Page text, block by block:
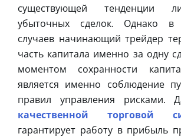
существующей тенденции
убыточных сделок. Однако в
случаев начинающий трейдер
часть капитала именно за одну
моментом сохранности
является именно соблюдение
правил управления рисками.
качественной торговой
гарантирует работу в прибыль